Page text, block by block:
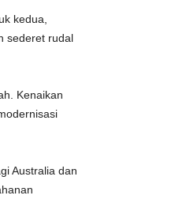
kedua,
sederet rudal
Kenaikan
Australia dan